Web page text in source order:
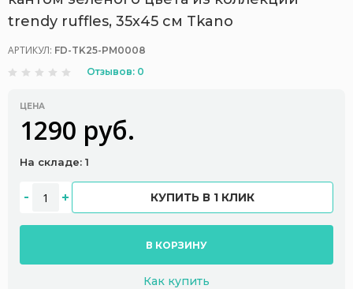
trendy ruffles, 35х45 см Tkano
АРТИКУЛ: FD-TK25-PM0008
Отзывов: 0
ЦЕНА
1290 руб.
На складе: 1
КУПИТЬ В 1 КЛИК
В КОРЗИНУ
Как купить